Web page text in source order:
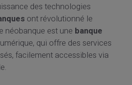
des technologies
ont révolutionné le
néobanque est une banque
qui offre des services
facilement accessibles via